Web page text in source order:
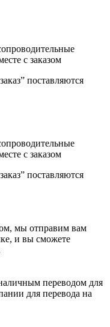
с заказом
поставляются
с заказом
поставляются
мы отправим вам
и вы сможете
переводом для
для перевода на